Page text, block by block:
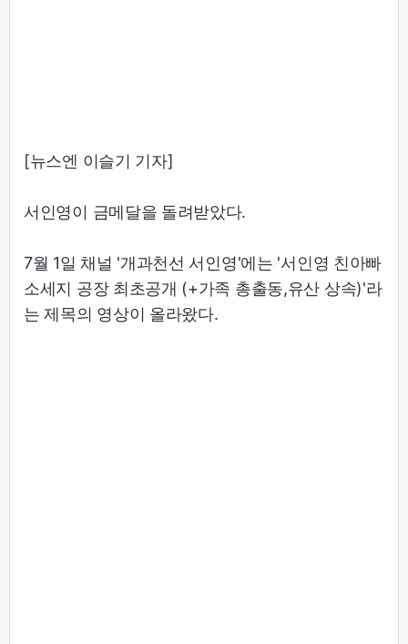
[뉴스엔 이슬기 기자]
서인영이 금메달을 돌려받았다.
7월 1일 채널 '개과천선 서인영'에는 '서인영 친아빠
소세지 공장 최초공개 (+가족 총출동,유산 상속)'라
는 제목의 영상이 올라왔다.